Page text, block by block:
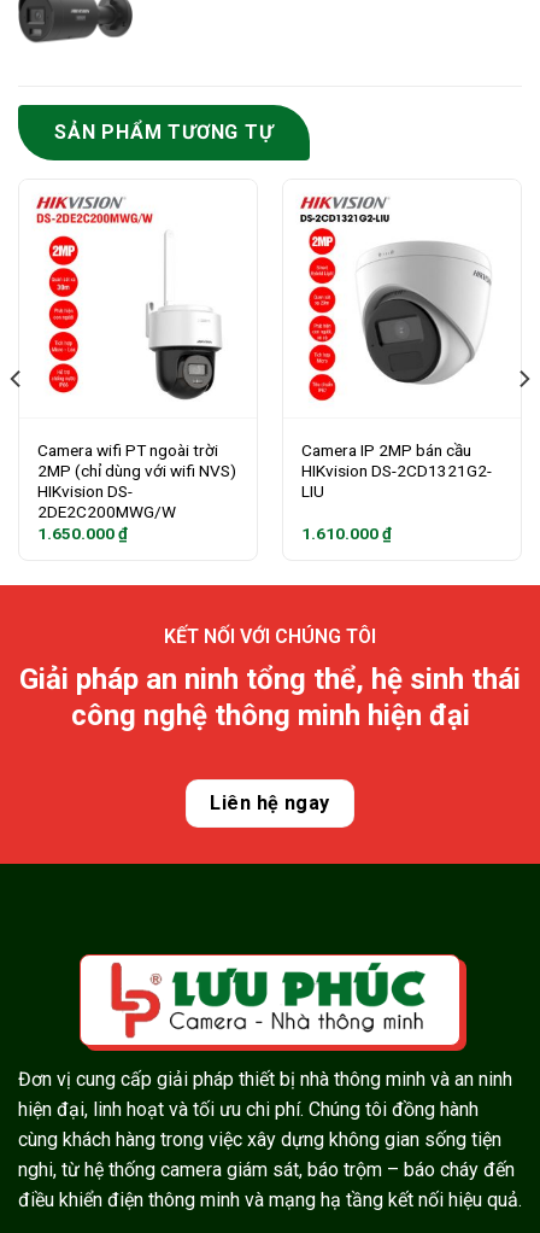
SẢN PHẨM TƯƠNG TỰ
Camera wifi PT ngoài trời
2MP (chỉ dùng với wifi NVS)
HIKvision DS-
2DE2C200MWG/W
1.650.000₫
Camera IP 2MP bán cầu
HIKvision DS-2CD1321G2-
LIU
1.610.000₫
KẾT NỐI VỚI CHÚNG TÔI
Giải pháp an ninh tổng thể, hệ sinh thái
công nghệ thông minh hiện đại
Liên hệ ngay
Đơn vị cung cấp giải pháp thiết bị nhà thông minh và an ninh
hiện đại, linh hoạt và tối ưu chi phí. Chúng tôi đồng hành
cùng khách hàng trong việc xây dựng không gian sống tiện
nghi, từ hệ thống camera giám sát, báo trộm – báo cháy đến
điều khiển điện thông minh và mạng hạ tầng kết nối hiệu quả.